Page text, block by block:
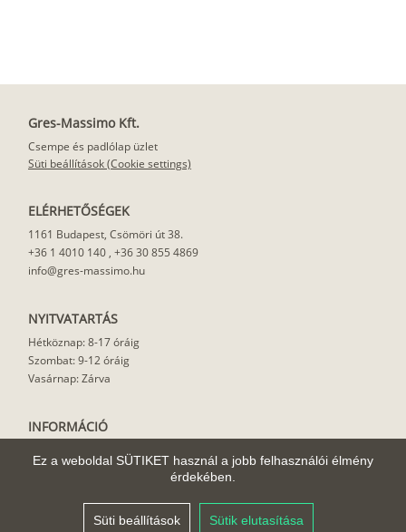
Ez a weboldal SÜTIKET használ a jobb felhasználói élmény
érdekében.
Süti beállítások Sütik elutasítása
Gres-Massimo Kft.
Csempe és padlólap üzlet
Süti beállítások (Cookie settings)
ELÉRHETŐSÉGEK
1161 Budapest, Csömöri út 38.
+36 1 4010 140, +36 30 855 4869
info@gres-massimo.hu
NYITVATARTÁS
Hétköznap: 8-17 óráig
Szombat: 9-12 óráig
Vasárnap: Zárva
INFORMÁCIÓ
Felhasználási javaslat